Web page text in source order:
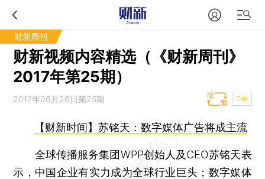
财新周刊
财新视频内容精选（《财新周刊》
2017年第25期）
2017年06月26日第25期 T中
【财新时间】苏铭天：数字媒体广告将成主流
全球传播服务集团WPP创始人及CEO苏铭天表
示，中国企业有实力成为全球行业巨头；数字媒体